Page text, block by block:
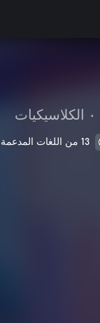
• الكلاسيكيات
13 من اللغات المدعمة